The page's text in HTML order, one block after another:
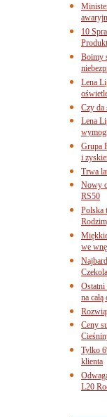
10
Boimy
Lena
Czy da
Lena
Grupa
i
Trwa
Nowy
RS50
Polska
we
na
Ceny
Tylko
klienta
L20